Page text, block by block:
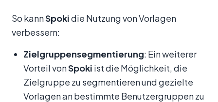
So kannSpokidie Nutzung von Vorlagen
verbessern:
Zielgruppensegmentierung: Ein weiterer
Vorteil vonSpoki ist die Möglichkeit, die
Zielgruppe zu segmentieren und gezielte
Vorlagen an bestimmte Benutzergruppen zu